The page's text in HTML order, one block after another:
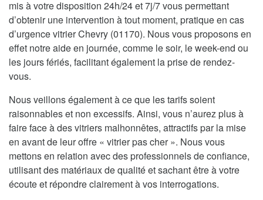
mis à votre disposition 24h/24 et 7j/7 vous permettant
d’obtenir une intervention à tout moment, pratique en cas
d’urgence vitrier Chevry (01170). Nous vous proposons en
effet notre aide en journée, comme le soir, le week-end ou
les jours fériés, facilitant également la prise de rendez-
vous.
Nous veillons également à ce que les tarifs soient
raisonnables et non excessifs. Ainsi, vous n’aurez plus à
faire face à des vitriers malhonnêtes, attractifs par la mise
en avant de leur offre « vitrier pas cher ». Nous vous
mettons en relation avec des professionnels de confiance,
utilisant des matériaux de qualité et sachant être à votre
écoute et répondre clairement à vos interrogations.